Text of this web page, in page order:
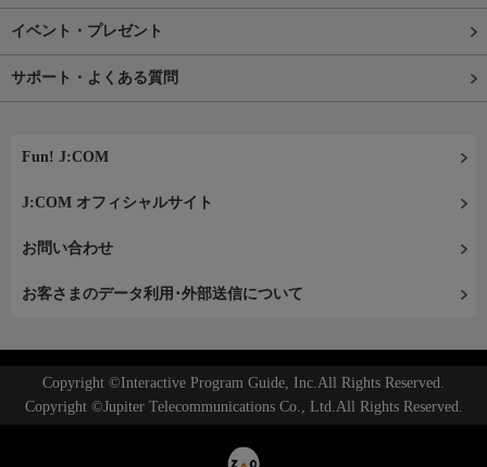
イベント・プレゼント
サポート・よくある質問
Fun! J:COM
J:COM オフィシャルサイト
お問い合わせ
お客さまのデータ利用･外部送信について
Copyright ©Interactive Program Guide, Inc.All Rights Reserved.
Copyright ©Jupiter Telecommunications Co., Ltd.All Rights Reserved.